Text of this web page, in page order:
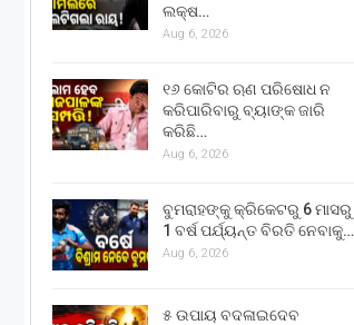
ଲକ୍ଷ…
Aug 6, 2026
୧୬ କୋଟିର ଋଣ ପରିଷୋଧ ନ
କରିପାରିବାରୁ ବ୍ୟାଙ୍କ ଜାରି
କରିଛି…
Aug 6, 2026
ବୁମରାହଙ୍କୁ କ୍ରିକେଟରୁ 6 ମାସରୁ
1 ବର୍ଷ ପର୍ଯ୍ୟନ୍ତ ବିରତି ନେବାକୁ…
Aug 6, 2026
୫ ଉପାୟ ବଦଳାଇଦେବ